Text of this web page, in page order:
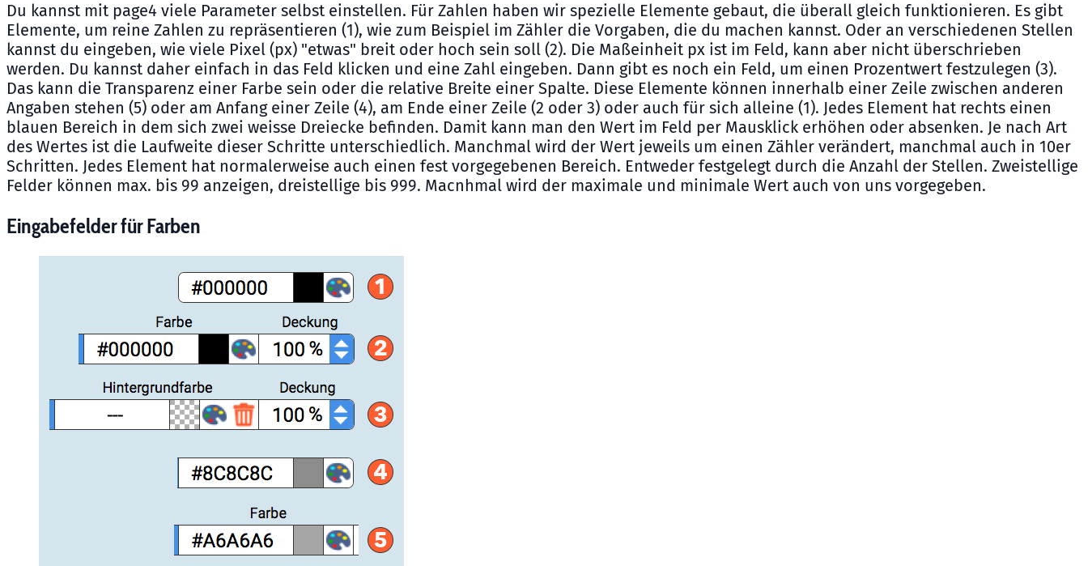
Du kannst mit page4 viele Parameter selbst einstellen. Für Zahlen haben wir spezielle Elemente gebaut, die überall gleich funktionieren. Es gibt
Elemente, um reine Zahlen zu repräsentieren (1), wie zum Beispiel im Zähler die Vorgaben, die du machen kannst. Oder an verschiedenen Stellen
kannst du eingeben, wie viele Pixel (px) "etwas" breit oder hoch sein soll (2). Die Maßeinheit px ist im Feld, kann aber nicht überschrieben
werden. Du kannst daher einfach in das Feld klicken und eine Zahl eingeben. Dann gibt es noch ein Feld, um einen Prozentwert festzulegen (3).
Das kann die Transparenz einer Farbe sein oder die relative Breite einer Spalte. Diese Elemente können innerhalb einer Zeile zwischen anderen
Angaben stehen (5) oder am Anfang einer Zeile (4), am Ende einer Zeile (2 oder 3) oder auch für sich alleine (1). Jedes Element hat rechts einen
blauen Bereich in dem sich zwei weisse Dreiecke befinden. Damit kann man den Wert im Feld per Mausklick erhöhen oder absenken. Je nach Art
des Wertes ist die Laufweite dieser Schritte unterschiedlich. Manchmal wird der Wert jeweils um einen Zähler verändert, manchmal auch in 10er
Schritten. Jedes Element hat normalerweise auch einen fest vorgegebenen Bereich. Entweder festgelegt durch die Anzahl der Stellen. Zweistellige
Felder können max. bis 99 anzeigen, dreistellige bis 999. Macnhmal wird der maximale und minimale Wert auch von uns vorgegeben.
Eingabefelder für Farben